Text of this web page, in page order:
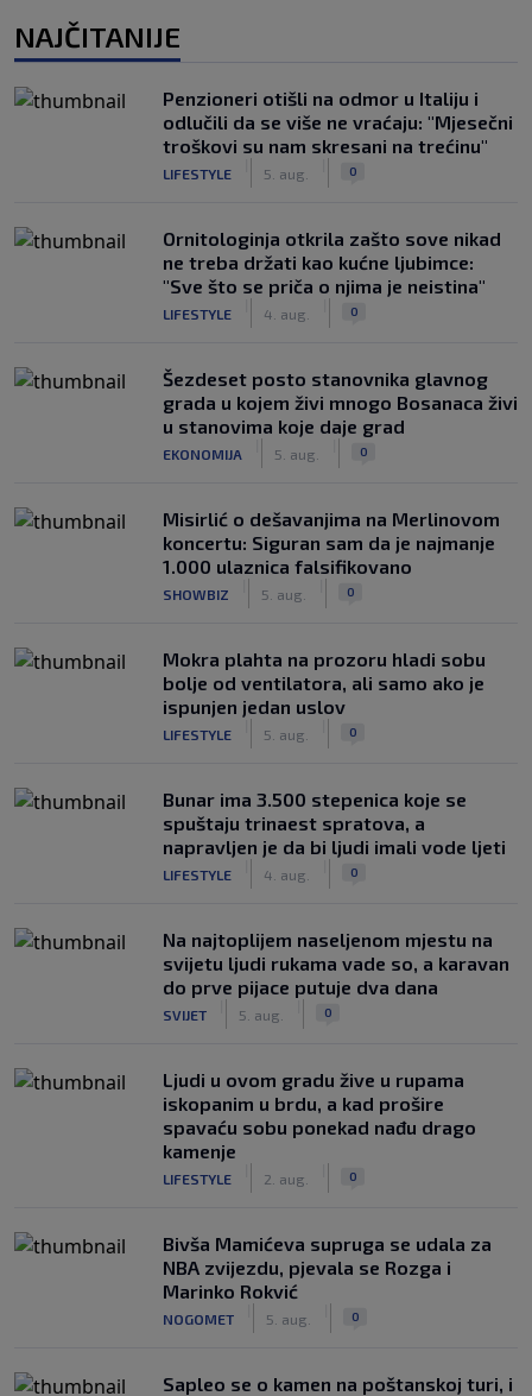
NAJČITANIJE
Penzioneri otišli na odmor u Italiju i
odlučili da se više ne vraćaju: "Mjesečni
troškovi su nam skresani na trećinu"
LIFESTYLE 5. aug. 0
Ornitologinja otkrila zašto sove nikad
ne treba držati kao kućne ljubimce:
"Sve što se priča o njima je neistina"
LIFESTYLE 4. aug. 0
Šezdeset posto stanovnika glavnog
grada u kojem živi mnogo Bosanaca živi
u stanovima koje daje grad
EKONOMIJA 5. aug. 0
Misirlić o dešavanjima na Merlinovom
koncertu: Siguran sam da je najmanje
1.000 ulaznica falsifikovano
SHOWBIZ 5. aug. 0
Mokra plahta na prozoru hladi sobu
bolje od ventilatora, ali samo ako je
ispunjen jedan uslov
LIFESTYLE 5. aug. 0
Bunar imа 3.500 stepenica koje se
spuštaju trinaest spratova, a
napravljen je da bi ljudi imali vode ljeti
LIFESTYLE 4. aug. 0
Na najtoplijem naseljenom mjestu na
svijetu ljudi rukama vade so, a karavan
do prve pijace putuje dva dana
SVIJET 5. aug. 0
Ljudi u ovom gradu žive u rupama
iskopanim u brdu, a kad prošire
spavaću sobu ponekad nađu drago
kamenje
LIFESTYLE 2. aug. 0
Bivša Mamićeva supruga se udala za
NBA zvijezdu, pjevala se Rozga i
Marinko Rokvić
NOGOMET 5. aug. 0
Saplео se o kamen na poštanskoj turi, i